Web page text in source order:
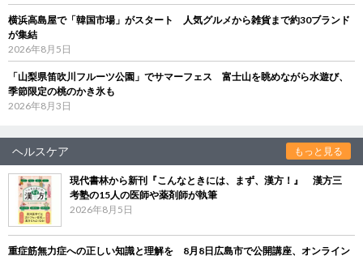
横浜高島屋で「韓国市場」がスタート 人気グルメから雑貨まで約30ブランド
が集結
2026年8月5日
「山梨県笛吹川フルーツ公園」でサマーフェス 富士山を眺めながら水遊び、
季節限定の桃のかき氷も
2026年8月3日
ヘルスケア もっと見る
現代書林から新刊『こんなときには、まず、漢方！』 漢方三
考塾の15人の医師や薬剤師が執筆
2026年8月5日
重症筋無力症への正しい知識と理解を 8月8日広島市で公開講座、オンライン